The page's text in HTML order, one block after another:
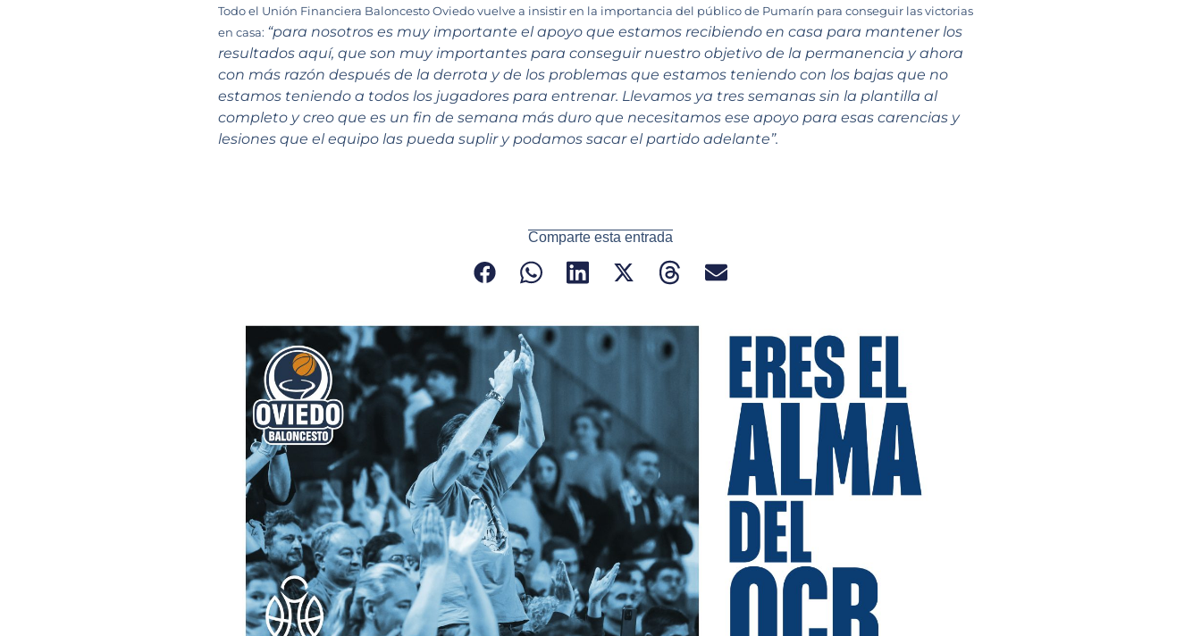
Todo el Unión Financiera Baloncesto Oviedo vuelve a insistir en la importancia del público de Pumarín para conseguir las victorias
en casa: “para nosotros es muy importante el apoyo que estamos recibiendo en casa para mantener los
resultados aquí, que son muy importantes para conseguir nuestro objetivo de la permanencia y ahora
con más razón después de la derrota y de los problemas que estamos teniendo con los bajas que no
estamos teniendo a todos los jugadores para entrenar. Llevamos ya tres semanas sin la plantilla al
completo y creo que es un fin de semana más duro que necesitamos ese apoyo para esas carencias y
lesiones que el equipo las pueda suplir y podamos sacar el partido adelante”.
Comparte esta entrada